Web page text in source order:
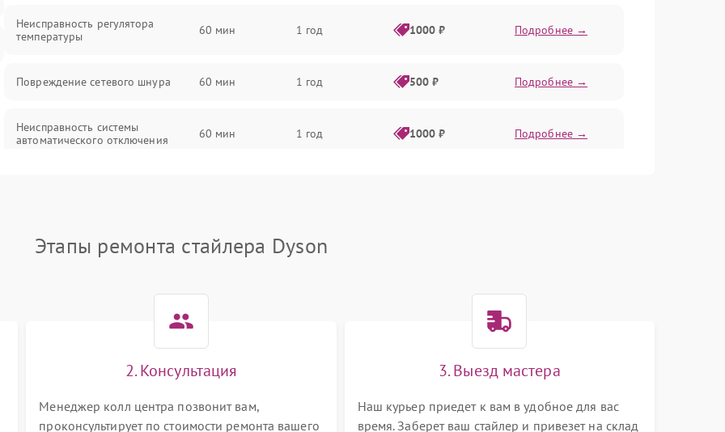
Неисправность регулятора
температуры
60 мин 1 год 1000 ₽ Подробнее →
Повреждение сетевого шнура 60 мин 1 год 500 ₽ Подробнее →
Неисправность системы
автоматического отключения
60 мин 1 год 1000 ₽ Подробнее →
Неисправность индикаторов 60 мин 1 год
60 мин Подробнее →
Неисправность системы вращения 60 мин Подробнее →
Повреждение внутренних
60 мин 500 ₽ Подробнее →
Этапы ремонта стайлера Dyson
2. Консультация
Менеджер колл центра позвонит вам,
проконсультирует по стоимости ремонта вашего
3. Выезд мастера
Наш курьер приедет к вам в удобное для вас
время. Заберет ваш стайлер и привезет на склад